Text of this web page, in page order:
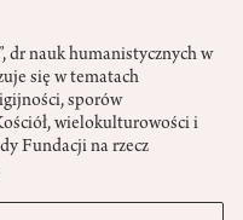
dr nauk humanistycznych w
się w tematach
sporów
wielokulturowości i
Fundacji na rzecz